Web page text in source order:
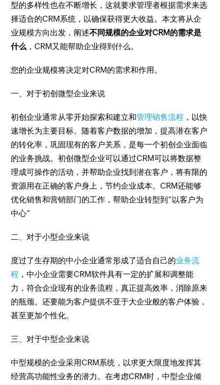
型的多样性也在不断增长，这就要求管理者根据需求来选
择适合的CRM系统，以确保获得更大收益。本文将从企
业规模方向出发，阐述不同规模的企业对CRM的需求是
什么 ，CRM又能帮助企业得到什么。
您的企业规模将决定对CRM的需求和作用。
一、对于初创微型企业来说
初创企业通常从零开始探索和建立和管理销售流程 ，以快
速增长为主要目标。随着客户数据的增加，提高潜在客户
的转化率，巩固现有的客户关系，是每一个初创企业面临
的业务挑战。初创微型企业可以通过CRM可以将数据整
理成可操作的活动，并帮助企业找到潜在客户，将有限的
资源用在正确的客户身上，节约企业成本。CRM还能够
优化销售和营销部门的工作，帮助企业转型到“以客户为
中心”
二、对于小型企业来说
度过了生存期的中小企业通常形成了适合自己的业务流
程 ，中小企业需要CRM软件具有一定的扩展和调整能
力，符合企业现有的业务流程，真正提高效率，消除原来
的瓶颈。还要能为客户提供不亚于大企业般的客户体验，
甚至更加个性化。
三、对于中型企业来说
中型规模的企业采用CRM系统，以求更大限度地发挥其
经营高功能性业务的潜力。在考虑CRM时，中型企业倾